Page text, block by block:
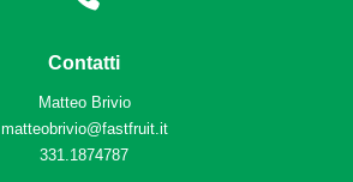
Contatti
Matteo Brivio
matteobrivio@fastfruit.it
331.1874787